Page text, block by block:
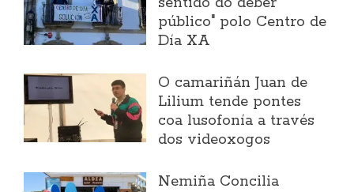
público" polo Centro de
Día XA
O camariñán Juan de
Lilium tende pontes
coa lusofonía a través
dos videoxogos
Nemiña Concilia